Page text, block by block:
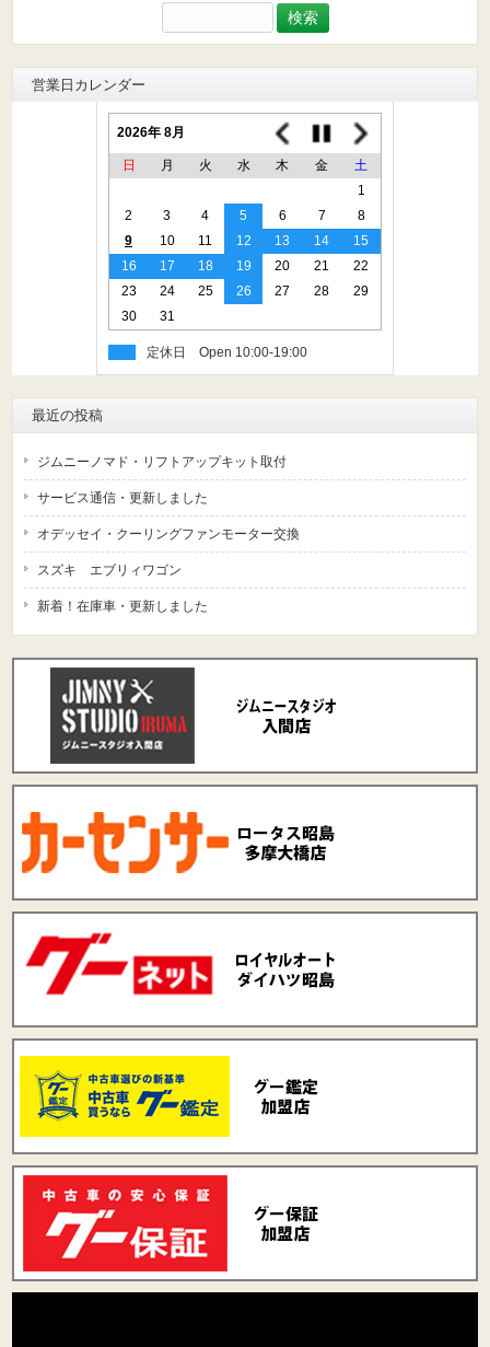
索:
営業日カレンダー
2026年 8月
日 月 火 水 木 金
土
1
2
3 4 5 6 7
8
9
10 11 12 13 14
15
16
17 18 19 20 21
22
23
24 25 26 27 28
29
30
31
定休日
最近の投稿
ジムニーノマド・リフトアップキット取付
サービス通信・更新しました
オデッセイ・クーリングファンモーター交換
スズキ エブリィワゴン
新着！在庫車・更新しました